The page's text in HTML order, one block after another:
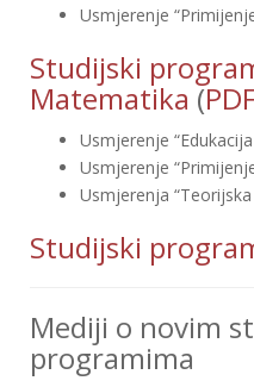
Usmjerenje
Studijski
Matematika (
Usmjerenje
Usmjerenje
Usmjerenja
Studijski
Mediji o novim
programima